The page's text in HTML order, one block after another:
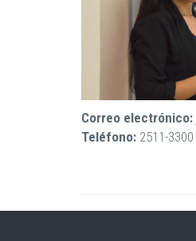
Correo electrónico:
Teléfono: 2511-3300